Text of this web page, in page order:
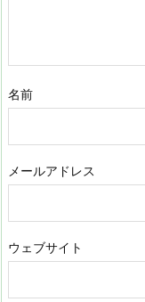
名前
メールアドレス
ウェブサイト